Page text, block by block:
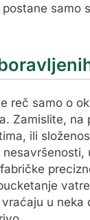
samo
reč samo o
Zamislite, na
ili
u neka